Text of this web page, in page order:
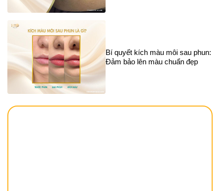
Bí quyết kích màu môi sau phun:
Đảm bảo lên màu chuẩn đẹp